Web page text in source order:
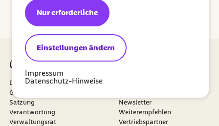
Einstellungen ändern
Nur erforderliche
Impressum
Datenschutz-Hinweise
Jetzt abonnieren
Über uns
Die Barmer
Gesundheitsdatennutzung
Satzung
Verantwortung
Verwaltungsrat
Newsletter
externer Link:
Weiterempfehlen
Vertriebspartner